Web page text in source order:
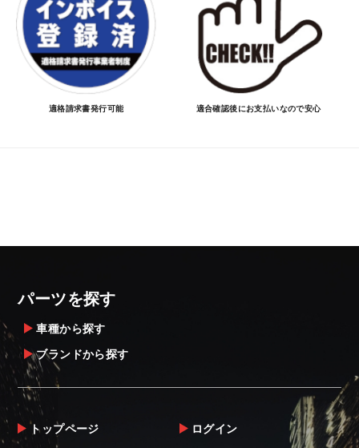
適格請求書発行可能 適合確認後にお支払いなので安心
パーツを探す
車種から探す
ブランドから探す
トップページ
ログイン